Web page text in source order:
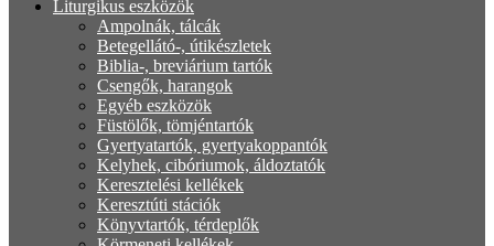
Liturgikus eszközök
Ampolnák, tálcák
Betegellátó-, útikészletek
Biblia-, breviárium tartók
Csengők, harangok
Egyéb eszközök
Füstölők, tömjéntartók
Gyertyatartók, gyertyakoppantók
Kelyhek, cibóriumok, áldoztatók
Keresztelési kellékek
Keresztúti stációk
Könyvtartók, térdeplők